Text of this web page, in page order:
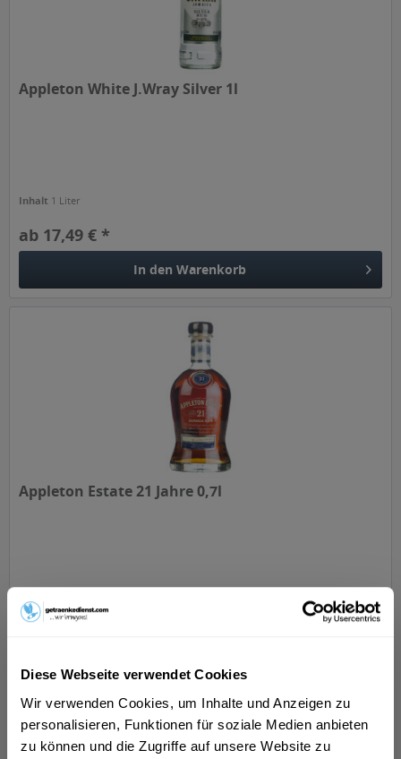
Diese Webseite verwendet Cookies
Wir verwenden Cookies, um Inhalte und Anzeigen zu
personalisieren, Funktionen für soziale Medien anbieten
zu können und die Zugriffe auf unsere Website zu
Appleton White J.Wray Silver 1l
Inhalt 1 Liter
ab 17,49 € *
In den Warenkorb
Appleton Estate 21 Jahre 0,7l
Inhalt
In den Warenkorb